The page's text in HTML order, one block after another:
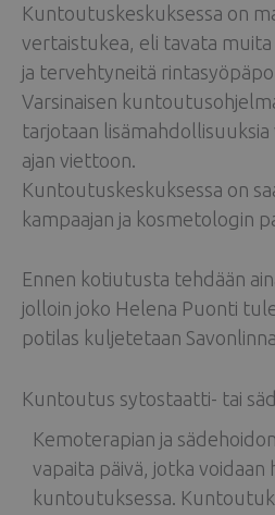
Kuntoutuskeskuksessa on
vertaistukea, eli tavata
ja tervehtyneitä
Varsinaisen
tarjotaan lisämahdollisuuksia
ajan viettoon.
Kuntoutuskeskuksessa on
kampaajan ja kosmetologin
Ennen kotiutusta tehdään
jolloin joko Helena Puonti
potilas kuljetetaan
Kuntoutus sytostaatti- tai
Kemoterapian ja
vapaita päivä, jotka voidaan
kuntoutuksessa.